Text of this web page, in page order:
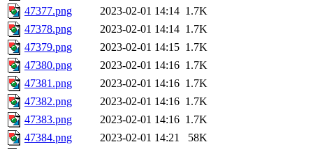
47377.png
2023-02-01 14:14 1.7K
47378.png
2023-02-01 14:14 1.7K
47379.png
2023-02-01 14:15 1.7K
47380.png
2023-02-01 14:16 1.7K
47381.png
2023-02-01 14:16 1.7K
47382.png
2023-02-01 14:16 1.7K
47383.png
2023-02-01 14:16 1.7K
47384.png
2023-02-01 14:21
58K